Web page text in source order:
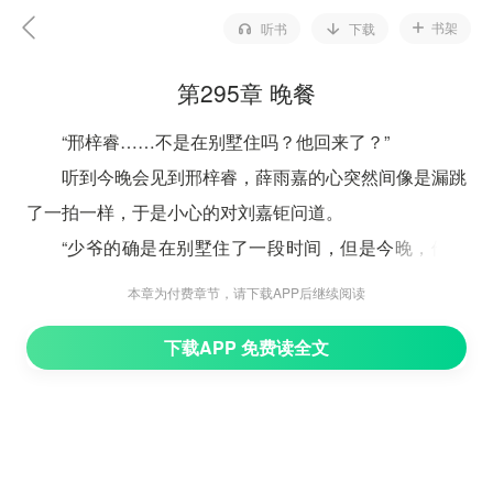
听书 下载 书架
第295章 晚餐
“邢梓睿……不是在别墅住吗？他回来了？”
听到今晚会见到邢梓睿，薛雨嘉的心突然间像是漏跳
了一拍一样，于是小心的对刘嘉钜问道。
“少爷的确是在别墅住了一段时间，但是今晚，他会
回来，陪夫人吃晚饭。”刘嘉钜的回答如同官方答案那样
难道所有的管家的嘴脸，都是这副模样的吗？
本章为付费章节，请下载APP后继续阅读
下载APP 免费读全文